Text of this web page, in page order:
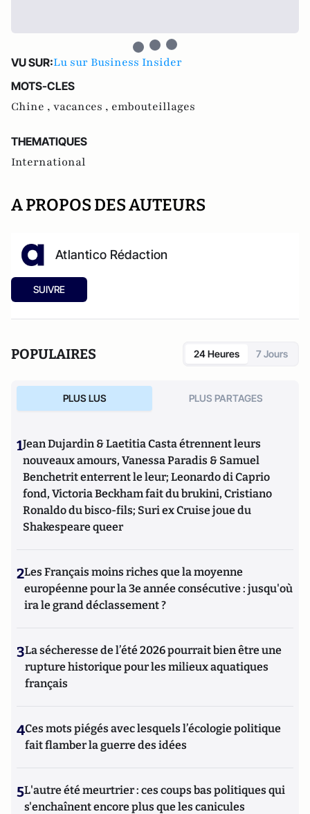
VU SUR:Lu sur Business Insider
MOTS-CLES
Chine , vacances , embouteillages
THEMATIQUES
International
A PROPOS DES AUTEURS
Atlantico Rédaction
SUIVRE
POPULAIRES 24 Heures 7 Jours
PLUS LUS PLUS PARTAGES
1Jean Dujardin & Laetitia Casta étrennent leurs
nouveaux amours, Vanessa Paradis & Samuel
Benchetrit enterrent le leur; Leonardo di Caprio
fond, Victoria Beckham fait du brukini, Cristiano
Ronaldo du bisco-fils; Suri ex Cruise joue du
Shakespeare queer
2Les Français moins riches que la moyenne
européenne pour la 3e année consécutive : jusqu'où
ira le grand déclassement ?
3La sécheresse de l’été 2026 pourrait bien être une
rupture historique pour les milieux aquatiques
français
4Ces mots piégés avec lesquels l’écologie politique
fait flamber la guerre des idées
5L'autre été meurtrier : ces coups bas politiques qui
s'enchaînent encore plus que les canicules